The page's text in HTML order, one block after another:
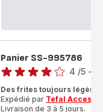
Panier SS-995786
Note
4
étoiles
4 /5 -
Des frites toujours légères
Expédié par Tefal
Livraison de 3 à 5 jours.